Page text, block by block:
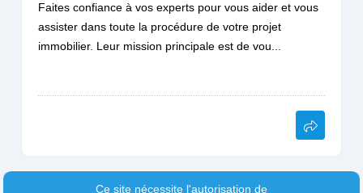
Faites confiance à vos experts pour vous aider et vous
assister dans toute la procédure de votre projet
immobilier. Leur mission principale est de vou...
Ce site nécessite l'autorisation de